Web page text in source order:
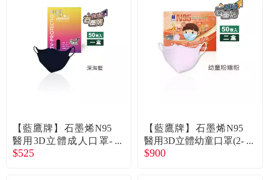
【藍鷹牌】石墨烯N95
醫用3D立體成人口罩-
深海藍（50片/盒）廠商
$525
【藍鷹牌】石墨烯N95
醫用3D立體幼童口罩(2-
6歲)-粉嫩粉(50片x2盒)
$900